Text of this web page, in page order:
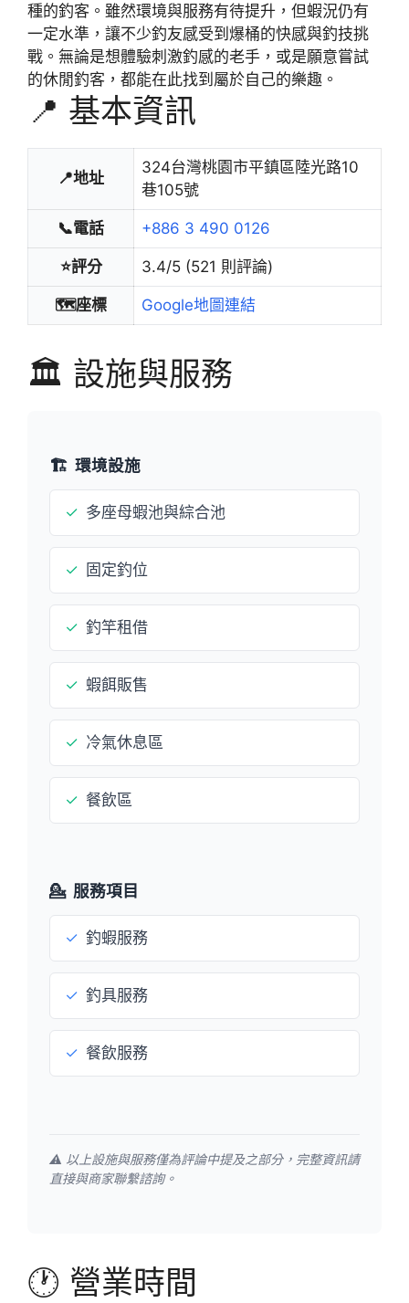
種的釣客。雖然環境與服務有待提升，但蝦況仍有
一定水準，讓不少釣友感受到爆桶的快感與釣技挑
戰。無論是想體驗刺激釣感的老手，或是願意嘗試
的休閒釣客，都能在此找到屬於自己的樂趣。
📍 基本資訊
📍地址
324台灣桃園市平鎮區陸光路10
巷105號
📞電話 +886 3 490 0126
⭐評分 3.4/5 (521 則評論)
🗺️座標 Google地圖連結
🏛️ 設施與服務
🏗️ 環境設施
✓ 多座母蝦池與綜合池
✓ 固定釣位
✓ 釣竿租借
✓ 蝦餌販售
✓ 冷氣休息區
✓ 餐飲區
💁 服務項目
✓ 釣蝦服務
✓ 釣具服務
✓ 餐飲服務
⚠️ 以上設施與服務僅為評論中提及之部分，完整資訊請
直接與商家聯繫諮詢。
🕐 營業時間